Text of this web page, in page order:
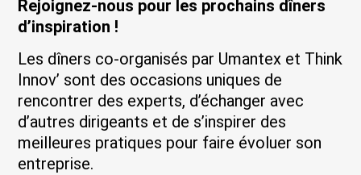
Rejoignez-nous pour les prochains dîners
d’inspiration !
Les dîners co-organisés par Umantex et Think
Innov’ sont des occasions uniques de
rencontrer des experts, d’échanger avec
d’autres dirigeants et de s’inspirer des
meilleures pratiques pour faire évoluer son
entreprise.